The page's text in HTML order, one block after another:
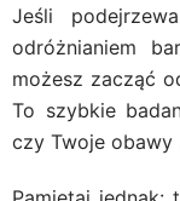
Jeśli
odróżnianiem
możesz zacząć
To szybkie
czy Twoje obawy